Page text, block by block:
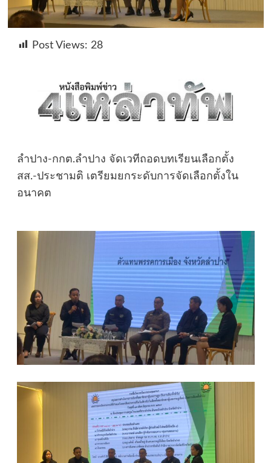
Post Views: 28
ลำปาง-กกต.ลำปาง จัดเวทีถอดบทเรียนเลือกตั้ง
สส.-ประชามติ เตรียมยกระดับการจัดเลือกตั้งใน
อนาคต